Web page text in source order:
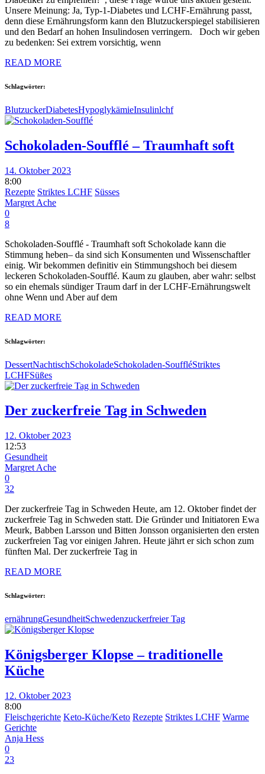
Unsere Meinung: Ja, Typ-1-Diabetes und LCHF-Ernährung passt,
denn diese Ernährungsform kann den Blutzuckerspiegel stabilisieren
und den Bedarf an hohen Insulindosen verringern. Doch wir geben
zu bedenken: Sei extrem vorsichtig, wenn
READ MORE
Schlagwörter:
BlutzuckerDiabetesHypoglykämieInsulinlchf
Schokoladen-Soufflé – Traumhaft soft
14. Oktober 2023
8:00
Rezepte Striktes LCHF Süsses
Margret Ache
0
8
Schokoladen-Soufflé - Traumhaft soft Schokolade kann die
Stimmung heben– da sind sich Konsumenten und Wissenschaftler
einig. Wir bekommen definitiv ein Stimmungshoch bei diesem
leckeren Schokoladen-Soufflé. Kaum zu glauben, aber wahr: selbst
so ein ehemals sündiger Traum darf in der LCHF-Ernährungswelt
ohne Wenn und Aber auf dem
READ MORE
Schlagwörter:
DessertNachtischSchokoladeSchokoladen-SouffléStriktes
LCHFSüßes
Der zuckerfreie Tag in Schweden
12. Oktober 2023
12:53
Gesundheit
Margret Ache
0
32
Der zuckerfreie Tag in Schweden Heute, am 12. Oktober findet der
zuckerfreie Tag in Schweden statt. Die Gründer und Initiatoren Ewa
Meurk, Babben Larsson und Bitten Jonsson organisierten den ersten
zuckerfreien Tag vor einigen Jahren. Heute jährt er sich schon zum
fünften Mal. Der zuckerfreie Tag in
READ MORE
Schlagwörter:
ernährungGesundheitSchwedenzuckerfreier Tag
Königsberger Klopse – traditionelle
Küche
12. Oktober 2023
8:00
Fleischgerichte Keto-Küche/Keto Rezepte Striktes LCHF Warme
Gerichte
Anja Hess
0
23